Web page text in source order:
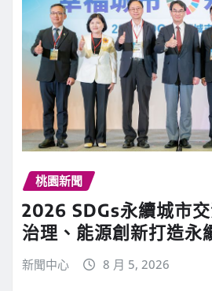
桃園新聞
2026 SDGs永續城市
治理、能源創新打造永
新聞中心 8 月 5, 2026